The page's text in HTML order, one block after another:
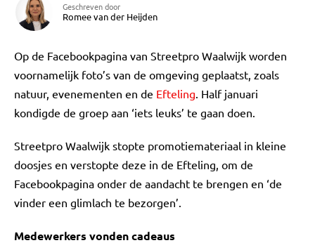
Geschreven door
Romee van der Heijden
Op de Facebookpagina van Streetpro Waalwijk worden
voornamelijk foto’s van de omgeving geplaatst, zoals
natuur, evenementen en de Efteling. Half januari
kondigde de groep aan ‘iets leuks’ te gaan doen.
Streetpro Waalwijk stopte promotiemateriaal in kleine
doosjes en verstopte deze in de Efteling, om de
Facebookpagina onder de aandacht te brengen en ‘de
vinder een glimlach te bezorgen’.
Medewerkers vonden cadeaus